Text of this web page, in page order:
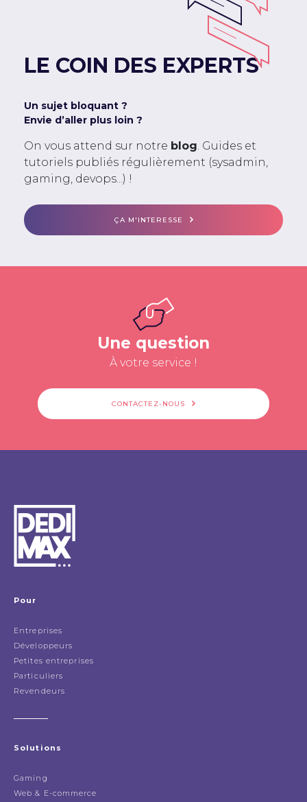
LE COIN DES EXPERTS
Un sujet bloquant ?
Envie d’aller plus loin ?
On vous attend sur notre blog . Guides et
tutoriels publiés régulièrement (sysadmin,
gaming, devops...) !
ÇA M'INTERESSE
Une question
À votre service !
CONTACTEZ-NOUS
Pour
Entreprises
Développeurs
Petites entreprises
Particuliers
Revendeurs
Solutions
Gaming
Web & E-commerce